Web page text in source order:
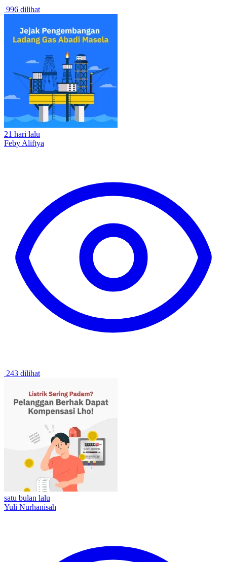
996 dilihat
21 hari lalu
Feby Aliftya
243 dilihat
satu bulan lalu
Yuli Nurhanisah